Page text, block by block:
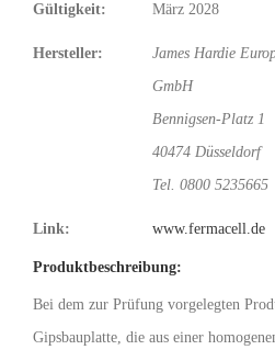
Gültigkeit: März 2028
Hersteller:
James Hardie
GmbH
Bennigsen-Platz 1
40474 Düsseldorf
Tel. 0800 5235665
Link: www.fermacell.de
Produktbeschreibung:
Bei dem zur Prüfung vorgelegten
Gipsbauplatte, die aus einer